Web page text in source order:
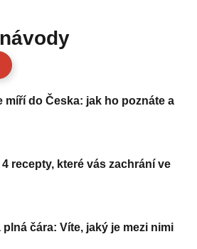
míří do Česka: jak ho poznáte a
recepty, které vás zachrání ve
čára: Víte, jaký je mezi nimi